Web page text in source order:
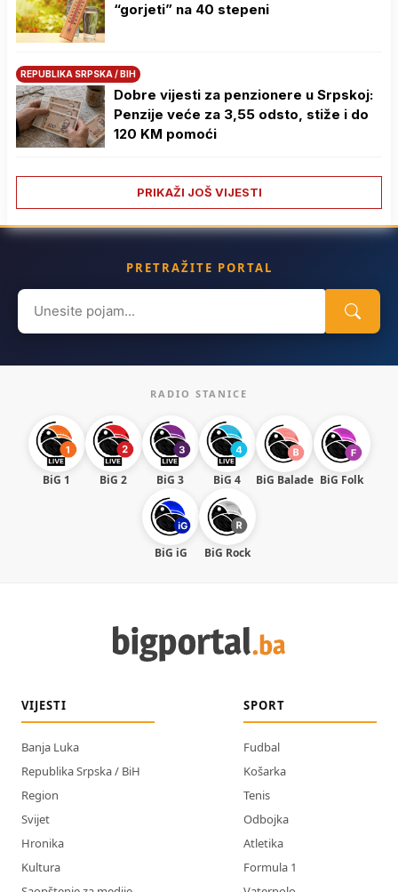
“gorjeti” na 40 stepeni
REPUBLIKA SRPSKA / BIH
Dobre vijesti za penzionere u Srpskoj:
Penzije veće za 3,55 odsto, stiže i do
120 KM pomoći
PRIKAŽI JOŠ VIJESTI
PRETRAŽITE PORTAL
Search
for:
RADIO STANICE
BiG 1 BiG 2 BiG 3 BiG 4 BiG Balade BiG Folk
BiG iG BiG Rock
VIJESTI
Banja Luka
Republika Srpska / BiH
Region
Svijet
Hronika
Kultura
SPORT
Fudbal
Košarka
Tenis
Odbojka
Atletika
Formula 1